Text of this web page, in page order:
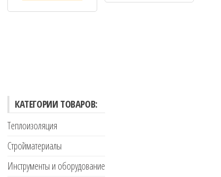
КАТЕГОРИИ ТОВАРОВ:
Теплоизоляция
Стройматериалы
Инструменты и оборудование